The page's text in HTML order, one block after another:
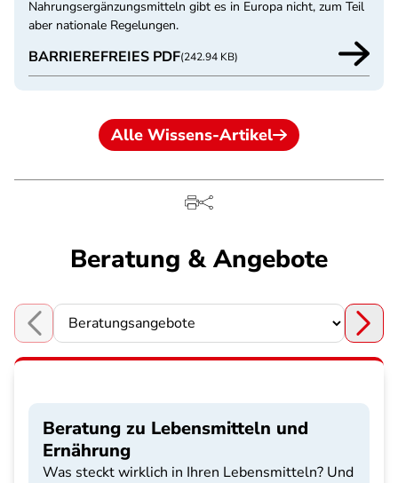
Nahrungsergänzungsmitteln gibt es in Europa nicht, zum Teil
aber nationale Regelungen.
BARRIEREFREIES PDF(242.94 KB)
Alle Wissens-Artikel
Beratung & Angebote
Choose a section
Beratung zu Lebensmitteln und
Ernährung
Was steckt wirklich in Ihren Lebensmitteln? Und